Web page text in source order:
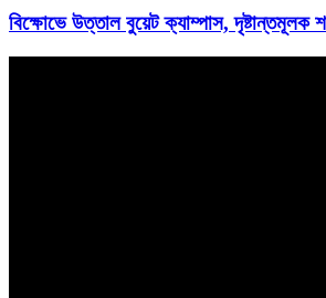
বিক্ষোভে উত্তাল বুয়েট ক্যাম্পাস, দৃষ্টান্তমূলক